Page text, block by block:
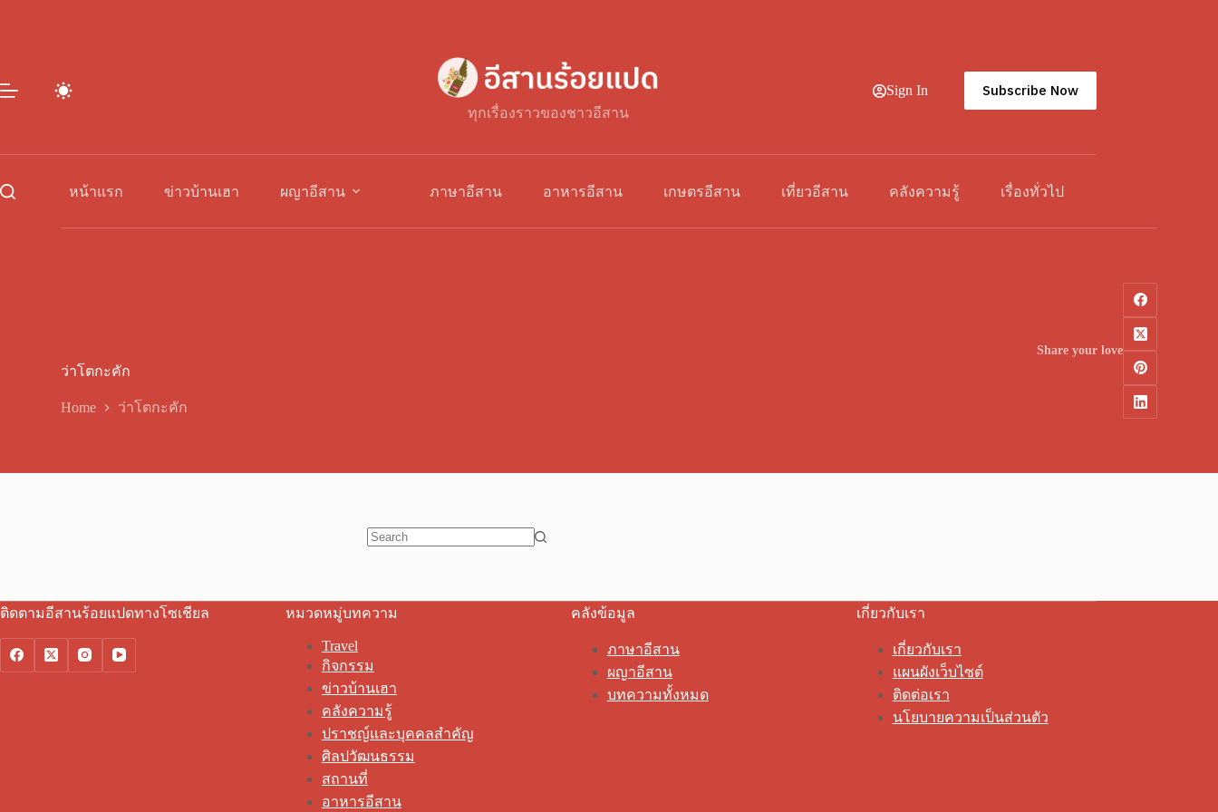
ทุกเรื่องราวของชาวอีสาน
Sign In Subscribe Now
หน้าแรก ข่าวบ้านเฮา ผญาอีสาน ภาษาอีสาน อาหารอีสาน เกษตรอีสาน เที่ยวอีสาน คลังความรู้ เรื่องทั่วไป
ว่าโตกะคัก
Home ว่าโตกะคัก
Share your love
ติดตามอีสานร้อยแปดทางโซเชียล หมวดหมู่บทความ
Travel
กิจกรรม
ข่าวบ้านเฮา
คลังความรู้
ปราชญ์และบุคคลสำคัญ
ศิลปวัฒนธรรม
สถานที่
อาหารอีสาน
คลังข้อมูล
ภาษาอีสาน
ผญาอีสาน
บทความทั้งหมด
เกี่ยวกับเรา
เกี่ยวกับเรา
แผนผังเว็บไซต์
ติดต่อเรา
นโยบายความเป็นส่วนตัว